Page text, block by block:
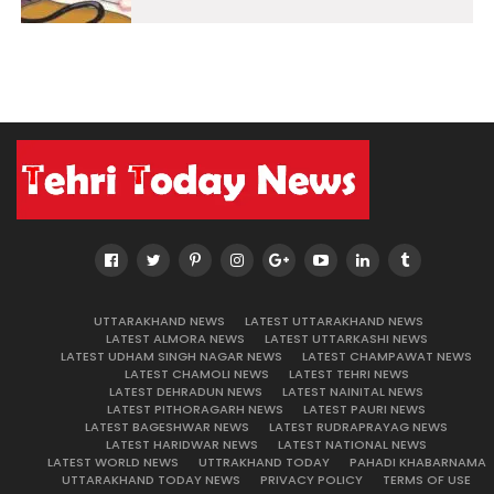
UTTARAKHAND NEWS
LATEST UTTARAKHAND NEWS
LATEST ALMORA NEWS
LATEST UTTARKASHI NEWS
LATEST UDHAM SINGH NAGAR NEWS
LATEST CHAMPAWAT NEWS
LATEST CHAMOLI NEWS
LATEST TEHRI NEWS
LATEST DEHRADUN NEWS
LATEST NAINITAL NEWS
LATEST PITHORAGARH NEWS
LATEST PAURI NEWS
LATEST BAGESHWAR NEWS
LATEST RUDRAPRAYAG NEWS
LATEST HARIDWAR NEWS
LATEST NATIONAL NEWS
LATEST WORLD NEWS
UTTRAKHAND TODAY
PAHADI KHABARNAMA
UTTARAKHAND TODAY NEWS
PRIVACY POLICY TERMS OF USE